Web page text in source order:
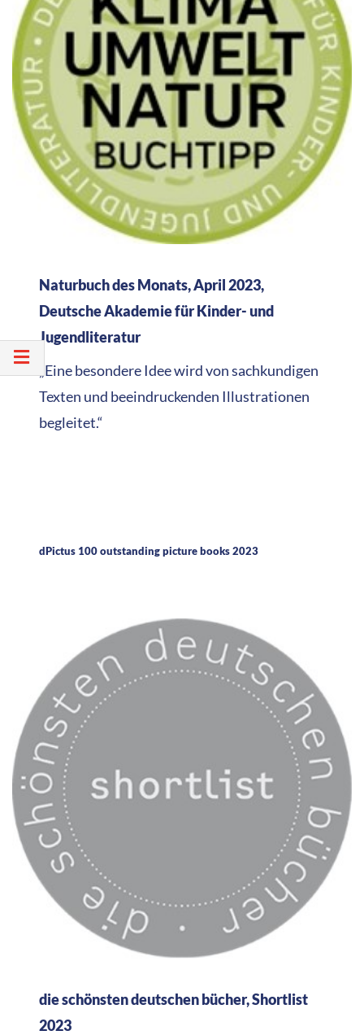
Naturbuch des Monats, April 2023,
Deutsche Akademie für Kinder- und
Jugendliteratur
„Eine besondere Idee wird von sachkundigen
Texten und beeindruckenden Illustrationen
begleitet.“
dPictus 100 outstanding picture books 2023
die schönsten deutschen bücher, Shortlist
2023